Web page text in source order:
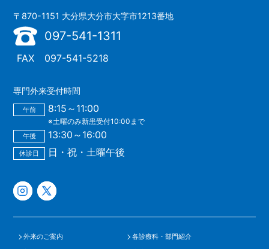
〒870-1151 大分県大分市大字市1213番地
097-541-1311
FAX 097-541-5218
専門外来受付時間
午前 8:15～11:00
※土曜のみ新患受付10:00まで
午後 13:30～16:00
休診日 日・祝・土曜午後
外来のご案内
各診療科・部門紹介